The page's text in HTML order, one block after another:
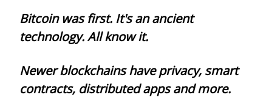
Bitcoin was first. It's an ancient
technology. All know it.
Newer blockchains have privacy, smart
contracts, distributed apps and more.